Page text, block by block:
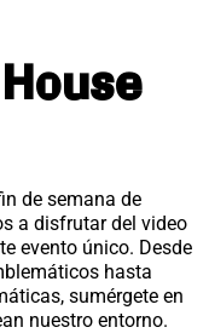
de semana de
a disfrutar del video
evento único. Desde
hasta
sumérgete en
nuestro entorno.